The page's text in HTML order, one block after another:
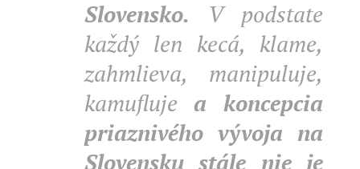
Slovensko. V podstate
každý len kecá, klame,
zahmlieva, manipuluje,
kamufluje a koncepcia
priaznivého vývoja na
Slovensku stále nie je